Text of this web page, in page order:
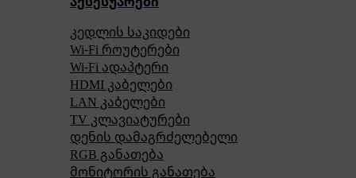
კედლის საკიდები
Wi-Fi როუტერები
Wi-Fi ადაპტერი
HDMI კაბელები
LAN კაბელები
TV კლავიატურები
დენის დამაგრძელებელი
RGB განათება
მონიტორის განათება